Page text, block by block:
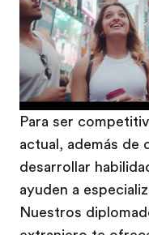
Para ser
actual, además de
desarrollar
ayuden a
Nuestros